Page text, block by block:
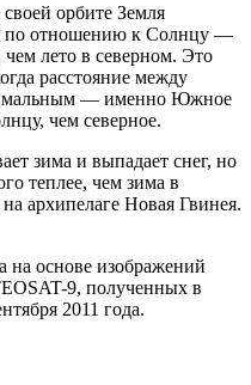
орбите Земля
по отношению к Солнцу —
лето в северном. Это
расстояние между
— именно Южное
чем северное.
зима и выпадает снег, но
теплее, чем зима в
архипелаге Новая Гвинея.
на основе изображений
9, полученных в
2011 года.